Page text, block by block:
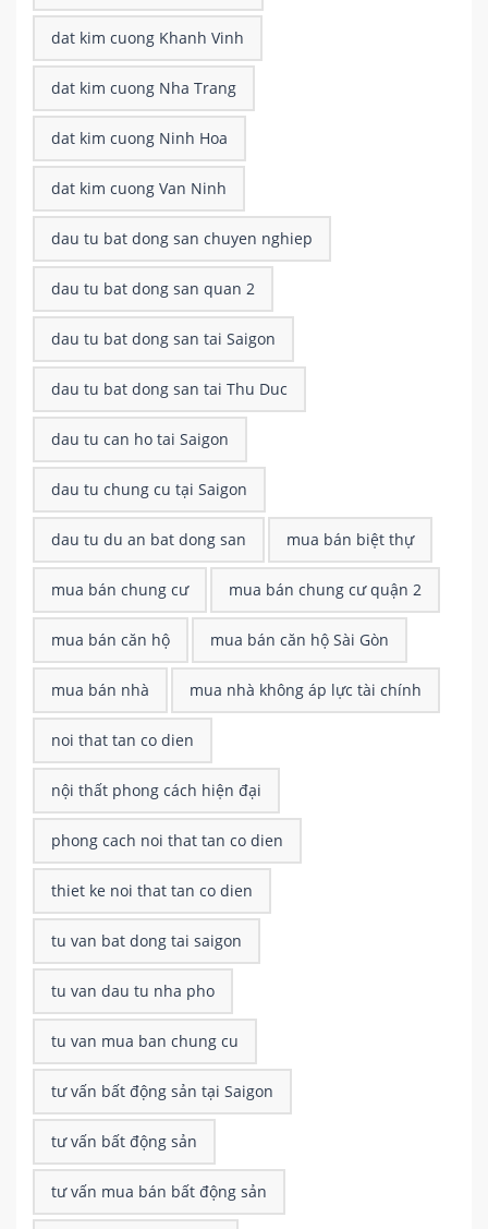
dat kim cuong Khanh Vinh
dat kim cuong Nha Trang
dat kim cuong Ninh Hoa
dat kim cuong Van Ninh
dau tu bat dong san chuyen nghiep
dau tu bat dong san quan 2
dau tu bat dong san tai Saigon
dau tu bat dong san tai Thu Duc
dau tu can ho tai Saigon
dau tu chung cu tại Saigon
dau tu du an bat dong san mua bán biệt thự
mua bán chung cư mua bán chung cư quận 2
mua bán căn hộ mua bán căn hộ Sài Gòn
mua bán nhà mua nhà không áp lực tài chính
noi that tan co dien
nội thất phong cách hiện đại
phong cach noi that tan co dien
thiet ke noi that tan co dien
tu van bat dong tai saigon
tu van dau tu nha pho
tu van mua ban chung cu
tư vấn bất động sản tại Saigon
tư vấn bất động sản
tư vấn mua bán bất động sản